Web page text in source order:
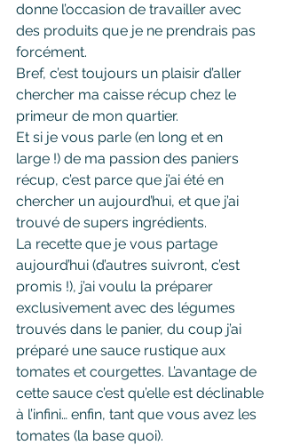
donne l’occasion de travailler avec
des produits que je ne prendrais pas
forcément.
Bref, c’est toujours un plaisir d’aller
chercher ma caisse récup chez le
primeur de mon quartier.
Et si je vous parle (en long et en
large !) de ma passion des paniers
récup, c’est parce que j’ai été en
chercher un aujourd’hui, et que j’ai
trouvé de supers ingrédients.
La recette que je vous partage
aujourd’hui (d’autres suivront, c’est
promis !), j’ai voulu la préparer
exclusivement avec des légumes
trouvés dans le panier, du coup j’ai
préparé une sauce rustique aux
tomates et courgettes. L’avantage de
cette sauce c’est qu’elle est déclinable
à l’infini… enfin, tant que vous avez les
tomates (la base quoi).